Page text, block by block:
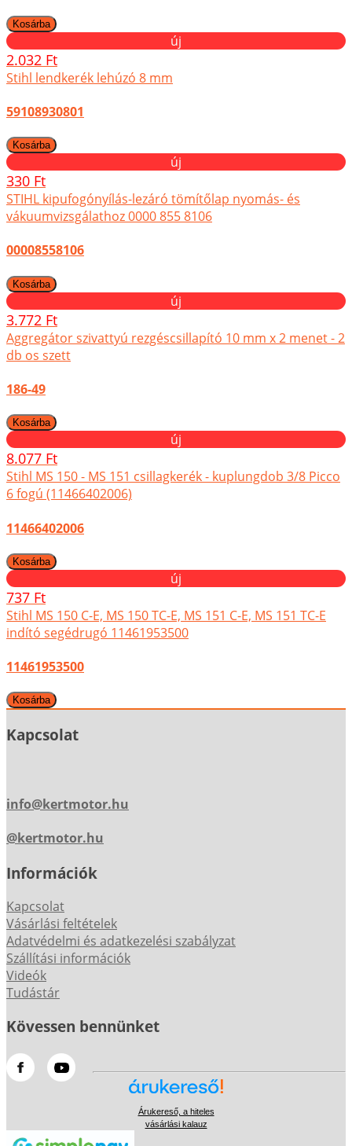
új
2.032 Ft
Stihl lendkerék lehúzó 8 mm
59108930801
új
330 Ft
STIHL kipufogónyílás-lezáró tömítőlap nyomás- és
vákuumvizsgálathoz 0000 855 8106
00008558106
új
3.772 Ft
Aggregátor szivattyú rezgéscsillapító 10 mm x 2 menet - 2
db os szett
186-49
új
8.077 Ft
Stihl MS 150 - MS 151 csillagkerék - kuplungdob 3/8 Picco
6 fogú (11466402006)
11466402006
új
737 Ft
Stihl MS 150 C-E, MS 150 TC-E, MS 151 C-E, MS 151 TC-E
indító segédrugó 11461953500
11461953500
Kapcsolat
info@kertmotor.hu
@kertmotor.hu
Információk
Kapcsolat
Vásárlási feltételek
Adatvédelmi és adatkezelési szabályzat
Szállítási információk
Videók
Tudástár
Kövessen bennünket
Árukereső, a hiteles
vásárlási kalauz